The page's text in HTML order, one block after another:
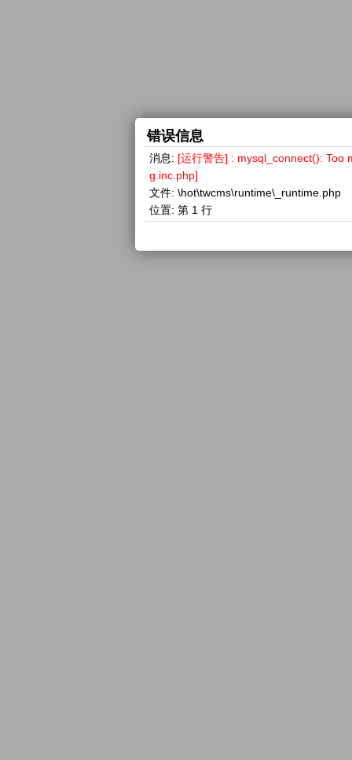
错误信息
消息: [运行警告] : mysql_connect(): Too
g.inc.php]
文件: \hot\twcms\runtime\_runtime.php
位置: 第 1 行